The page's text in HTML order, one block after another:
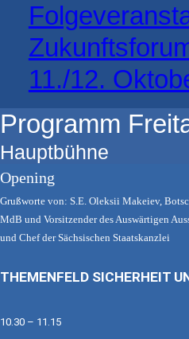
11./12.
Programm
Hauptbühne
Opening
Grußworte von: S.E. Oleksii Makeiev,
MdB und Vorsitzender des Auswärtigen
und Chef der Sächsischen Staatskanzlei
THEMENFELD SICHERHEIT
10.30 – 11.15